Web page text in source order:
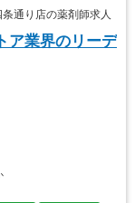
通り店の薬剤師求人
ア業界のリーデ